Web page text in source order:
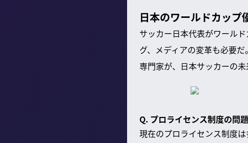
日本のワールドカップ
サッカー日本代表がワール
グ、メディアの変革も必要
専門家が、日本サッカーの未
Q. プロライセンス制度の問
現在のプロライセンス制度